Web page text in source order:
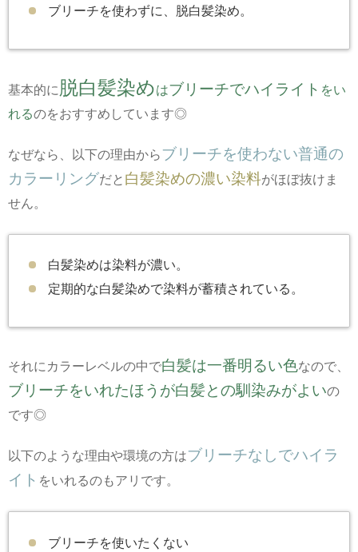
ブリーチを使わずに、脱白髪染め。
基本的に 脱白髪染めはブリーチでハイライト をい
れるのをおすすめしています◎
なぜなら、以下の理由から ブリーチを使わない普通の
カラーリングだと 白髪染めの濃い染料がほぼ抜けま
せん。
白髪染めは染料が濃い。
定期的な白髪染めで染料が蓄積されている。
それにカラーレベルの中で白髪は一番明るい色なので、
ブリーチをいれたほうが白髪との馴染みがよいの
です◎
以下のような理由や環境の方はブリーチなしでハイラ
イト をいれるのもアリです。
ブリーチを使いたくない